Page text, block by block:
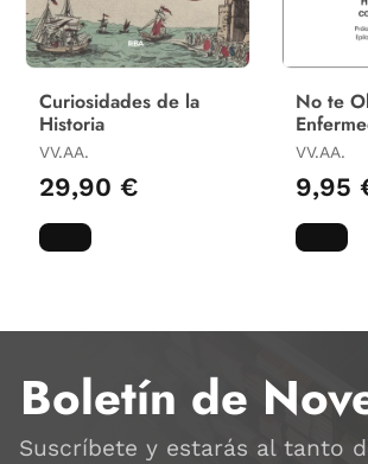
Curiosidades de la
Historia
VV.AA.
29,90 €
No te
Olvidadas
VV.AA.
9,95
Boletín de
Suscríbete y estarás al tanto